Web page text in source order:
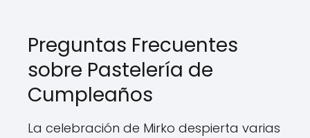
Preguntas Frecuentes
sobre Pastelería de
Cumpleaños
La celebración de Mirko despierta varias